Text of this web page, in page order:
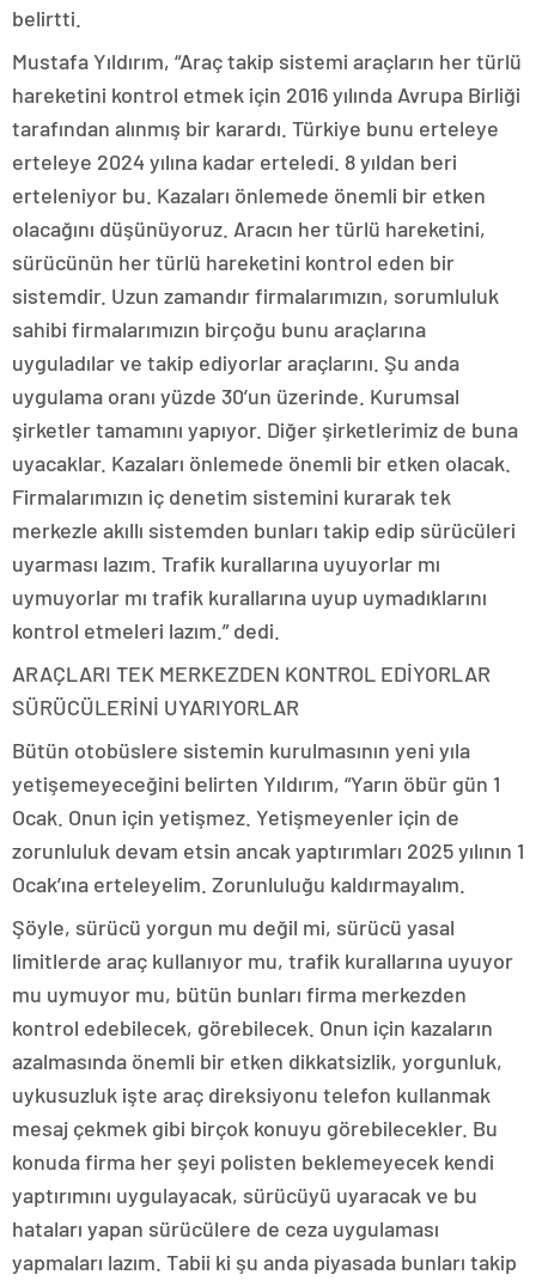
belirtti.
Mustafa Yıldırım, “Araç takip sistemi araçların her türlü
hareketini kontrol etmek için 2016 yılında Avrupa Birliği
tarafından alınmış bir karardı. Türkiye bunu erteleye
erteleye 2024 yılına kadar erteledi. 8 yıldan beri
erteleniyor bu. Kazaları önlemede önemli bir etken
olacağını düşünüyoruz. Aracın her türlü hareketini,
sürücünün her türlü hareketini kontrol eden bir
sistemdir. Uzun zamandır firmalarımızın, sorumluluk
sahibi firmalarımızın birçoğu bunu araçlarına
uyguladılar ve takip ediyorlar araçlarını. Şu anda
uygulama oranı yüzde 30’un üzerinde. Kurumsal
şirketler tamamını yapıyor. Diğer şirketlerimiz de buna
uyacaklar. Kazaları önlemede önemli bir etken olacak.
Firmalarımızın iç denetim sistemini kurarak tek
merkezle akıllı sistemden bunları takip edip sürücüleri
uyarması lazım. Trafik kurallarına uyuyorlar mı
uymuyorlar mı trafik kurallarına uyup uymadıklarını
kontrol etmeleri lazım.” dedi.
ARAÇLARI TEK MERKEZDEN KONTROL EDİYORLAR
SÜRÜCÜLERİNİ UYARIYORLAR
Bütün otobüslere sistemin kurulmasının yeni yıla
yetişemeyeceğini belirten Yıldırım, “Yarın öbür gün 1
Ocak. Onun için yetişmez. Yetişmeyenler için de
zorunluluk devam etsin ancak yaptırımları 2025 yılının 1
Ocak’ına erteleyelim. Zorunluluğu kaldırmayalım.
Şöyle, sürücü yorgun mu değil mi, sürücü yasal
limitlerde araç kullanıyor mu, trafik kurallarına uyuyor
mu uymuyor mu, bütün bunları firma merkezden
kontrol edebilecek, görebilecek. Onun için kazaların
azalmasında önemli bir etken dikkatsizlik, yorgunluk,
uykusuzluk işte araç direksiyonu telefon kullanmak
mesaj çekmek gibi birçok konuyu görebilecekler. Bu
konuda firma her şeyi polisten beklemeyecek kendi
yaptırımını uygulayacak, sürücüyü uyaracak ve bu
hataları yapan sürücülere de ceza uygulaması
yapmaları lazım. Tabii ki şu anda piyasada bunları takip